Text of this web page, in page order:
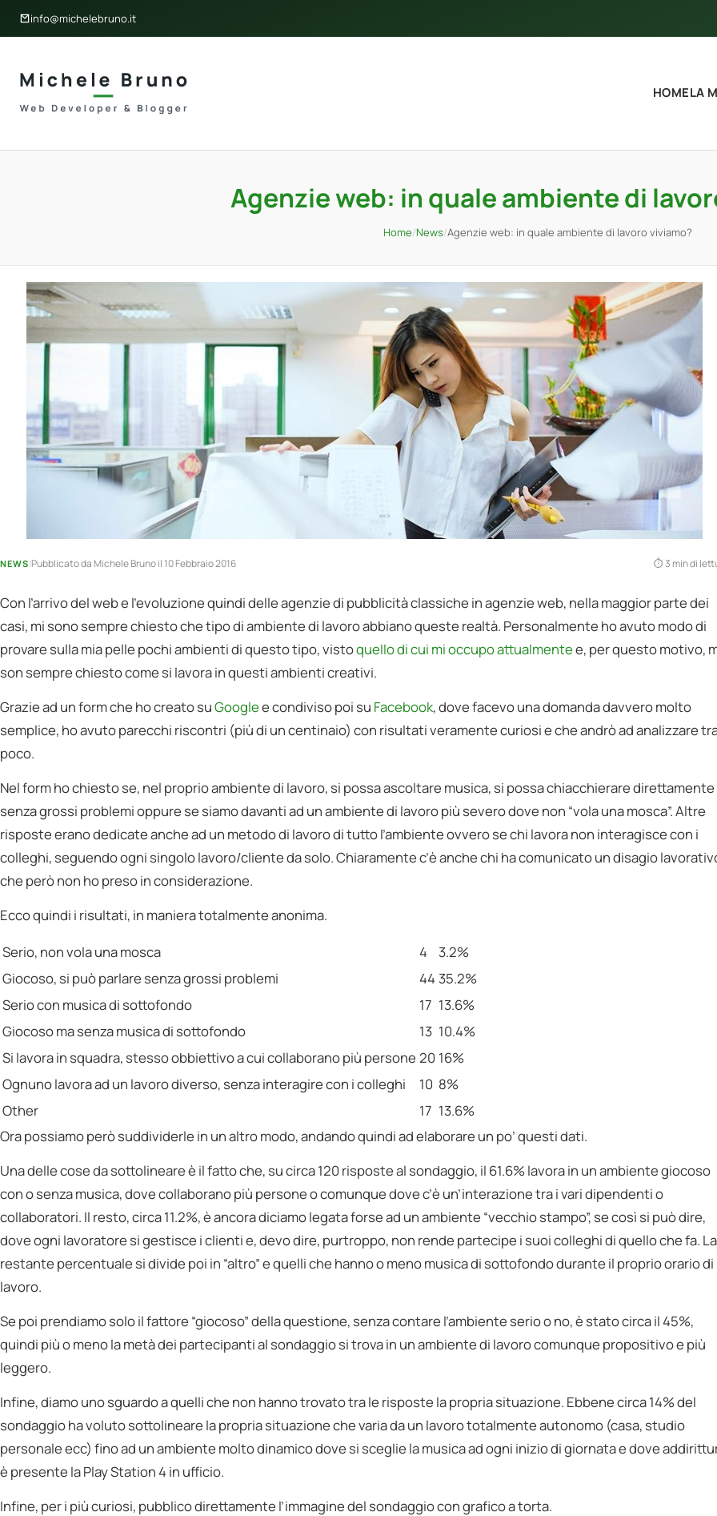
info@michelebruno.it
HOMELA
Agenzie web: in quale ambiente di
Home/News/Agenzie web: in quale ambiente di lavoro viviamo?
NEWS|Pubblicato da Michele Brunoil 10 Febbraio 2016 3 min di
Con l’arrivo del web e l’evoluzione quindi delle agenzie di pubblicità classiche in agenzie web, nella maggior parte dei
casi, mi sono sempre chiesto che tipo di ambiente di lavoro abbiano queste realtà. Personalmente ho avuto modo di
provare sulla mia pelle pochi ambienti di questo tipo, vistoquello di cui mi occupo attualmentee, per questo motivo,
son sempre chiesto come si lavora in questi ambienti creativi.
Grazie ad un form che ho creato suGooglee condiviso poi su Facebook, dove facevo una domanda davvero molto
semplice, ho avuto parecchi riscontri (più di un centinaio) con risultati veramente curiosi e che andrò ad analizzare
poco.
Nel form ho chiesto se, nel proprio ambiente di lavoro, si possa ascoltare musica, si possa chiacchierare direttamente
senza grossi problemi oppure se siamo davanti ad un ambiente di lavoro più severo dove non “vola una mosca”. Altre
risposte erano dedicate anche ad un metodo di lavoro di tutto l’ambiente ovvero se chi lavora non interagisce con i
colleghi, seguendo ogni singolo lavoro/cliente da solo. Chiaramente c’è anche chi ha comunicato un disagio
che però non ho preso in considerazione.
Ecco quindi i risultati, in maniera totalmente anonima.
Serio, non vola una mosca
4
3.2%
Giocoso, si può parlare senza grossi problemi
44 35.2%
Serio con musica di sottofondo
17 13.6%
Giocoso ma senza musica di sottofondo
13 10.4%
Si lavora in squadra, stesso obbiettivo a cui collaborano più persone 20 16%
Ognuno lavora ad un lavoro diverso, senza interagire con i colleghi
10 8%
Other
17 13.6%
Ora possiamo però suddividerle in un altro modo, andando quindi ad elaborare un po’ questi dati.
Una delle cose da sottolineare è il fatto che, su circa 120 risposte al sondaggio, il 61.6% lavora in un ambiente giocoso
con o senza musica, dove collaborano più persone o comunque dove c’è un’interazione tra i vari dipendenti o
collaboratori. Il resto, circa 11.2%, è ancora diciamo legata forse ad un ambiente “vecchio stampo”, se così si può dire,
dove ogni lavoratore si gestisce i clienti e, devo dire, purtroppo, non rende partecipe i suoi colleghi di quello che fa. La
restante percentuale si divide poi in “altro” e quelli che hanno o meno musica di sottofondo durante il proprio orario di
lavoro.
Se poi prendiamo solo il fattore “giocoso” della questione, senza contare l’ambiente serio o no, è stato circa il 45%,
quindi più o meno la metà dei partecipanti al sondaggio si trova in un ambiente di lavoro comunque propositivo e più
leggero.
Infine, diamo uno sguardo a quelli che non hanno trovato tra le risposte la propria situazione. Ebbene circa 14% del
sondaggio ha voluto sottolineare la propria situazione che varia da un lavoro totalmente autonomo (casa, studio
personale ecc) fino ad un ambiente molto dinamico dove si sceglie la musica ad ogni inizio di giornata e dove
è presente la Play Station 4 in ufficio.
Infine, per i più curiosi, pubblico direttamente l’immagine del sondaggio con grafico a torta.